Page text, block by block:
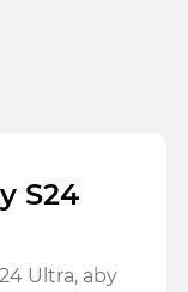
S24
Ultra, aby